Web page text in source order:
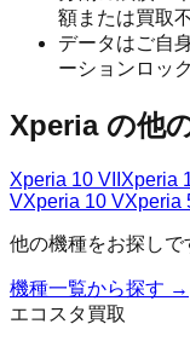
額または買取
データはご自
ーションロッ
Xperiaの他
Xperia 10 VII Xperia 1
VXperia 10 VXperia
他の機種をお探しで
機種一覧から探す →
エコスタ買取